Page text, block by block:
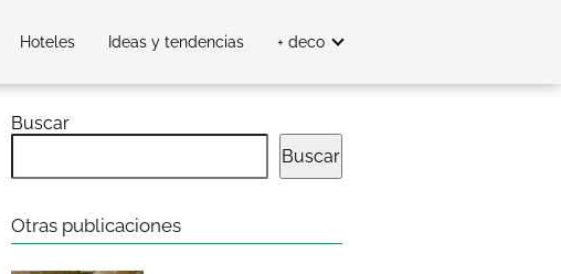
Hoteles Ideas y tendencias + deco
Buscar
Buscar
Otras publicaciones